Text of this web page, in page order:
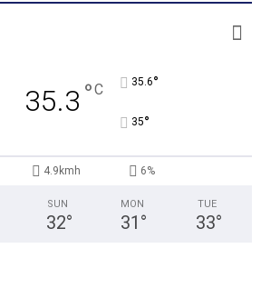
35.3 °C 35.6°
35°
4.9kmh 6%
SUN
32°
MON
31 °
TUE
33°